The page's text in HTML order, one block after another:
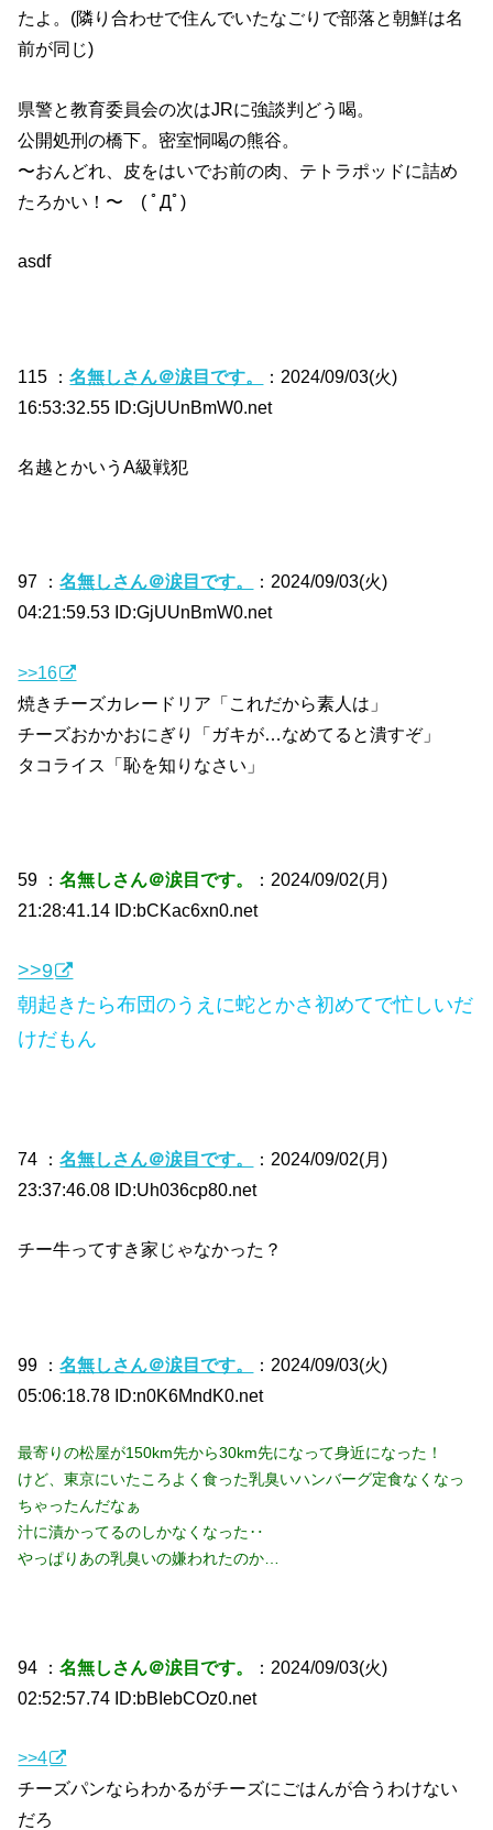
たよ。(隣り合わせで住んでいたなごりで部落と朝鮮は名
前が同じ)
県警と教育委員会の次はJRに強談判どう喝。
公開処刑の橋下。密室恫喝の熊谷。
〜おんどれ、皮をはいでお前の肉、テトラポッドに詰め
たろかい！〜 ( ﾟДﾟ)
asdf
115 ：名無しさん＠涙目です。
：2024/09/03(火)
16:53:32.55 ID:GjUUnBmW0.net
名越とかいうA級戦犯
97 ：名無しさん＠涙目です。
：2024/09/03(火)
04:21:59.53 ID:GjUUnBmW0.net
>>16
焼きチーズカレードリア「これだから素人は」
チーズおかかおにぎり「ガキが…なめてると潰すぞ」
タコライス「恥を知りなさい」
59 ：名無しさん＠涙目です。
：2024/09/02(月)
21:28:41.14 ID:bCKac6xn0.net
>>9
朝起きたら布団のうえに蛇とかさ初めてで忙しいだ
けだもん
74 ：名無しさん＠涙目です。
：2024/09/02(月)
23:37:46.08 ID:Uh036cp80.net
チー牛ってすき家じゃなかった？
99 ：名無しさん＠涙目です。
：2024/09/03(火)
05:06:18.78 ID:n0K6MndK0.net
最寄りの松屋が150km先から30km先になって身近になった！
けど、東京にいたころよく食った乳臭いハンバーグ定食なくなっ
ちゃったんだなぁ
汁に漬かってるのしかなくなった‥
やっぱりあの乳臭いの嫌われたのか…
94 ：名無しさん＠涙目です。
：2024/09/03(火)
02:52:57.74 ID:bBIebCOz0.net
>>4
チーズパンならわかるがチーズにごはんが合うわけない
だろ